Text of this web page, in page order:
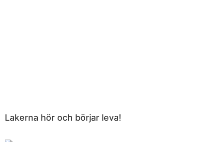
Lakerna hör och börjar leva!